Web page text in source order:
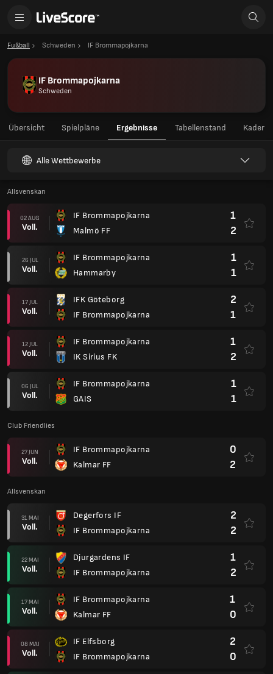
Fußball Schweden IF Brommapojkarna
IF Brommapojkarna
Schweden
Übersicht Spielpläne Ergebnisse Tabellenstand Kader
Alle Wettbewerbe
Allsvenskan
02 AUG
Voll.
IF Brommapojkarna
Malmö FF
1
2
26 JUL
Voll.
IF Brommapojkarna
Hammarby
1
1
17 JUL
Voll.
IFK Göteborg
IF Brommapojkarna
2
1
12 JUL
Voll.
IF Brommapojkarna
IK Sirius FK
1
2
06 JUL
Voll.
IF Brommapojkarna
GAIS
1
1
Club Friendlies
27 JUN
Voll.
IF Brommapojkarna
Kalmar FF
0
2
Allsvenskan
31 MAI
Voll.
Degerfors IF
IF Brommapojkarna
2
2
22 MAI
Voll.
Djurgardens IF
IF Brommapojkarna
1
2
17 MAI
Voll.
IF Brommapojkarna
Kalmar FF
1
0
08 MAI
Voll.
IF Elfsborg
IF Brommapojkarna
2
0